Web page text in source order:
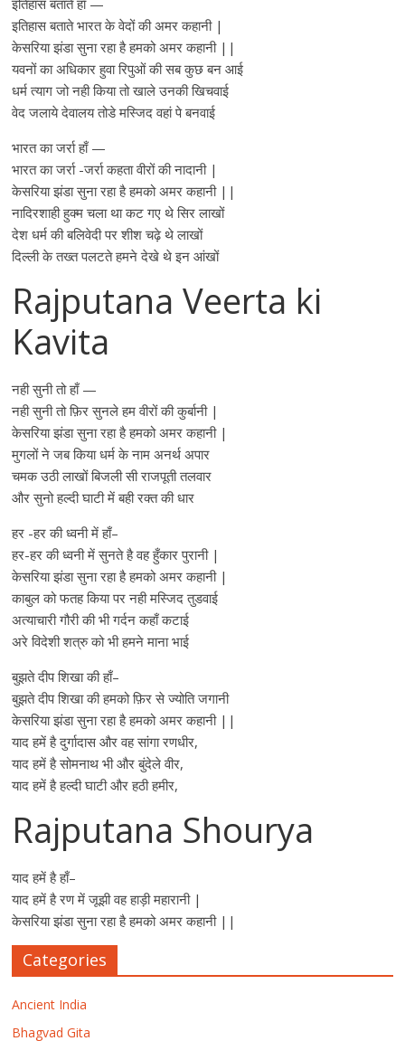
इतिहास बताते हाँ —
इतिहास बताते भारत के वेदों की अमर कहानी |
केसरिया झंडा सुना रहा है हमको अमर कहानी ||
यवनों का अधिकार हुवा रिपुओं की सब कुछ बन आई
धर्म त्याग जो नही किया तो खाले उनकी खिचवाई
वेद जलाये देवालय तोडे मस्जिद वहां पे बनवाई
भारत का जर्रा हाँ —
भारत का जर्रा -जर्रा कहता वीरों की नादानी |
केसरिया झंडा सुना रहा है हमको अमर कहानी ||
नादिरशाही हुक्म चला था कट गए थे सिर लाखों
देश धर्म की बलिवेदी पर शीश चढ़े थे लाखों
दिल्ली के तख्त पलटते हमने देखे थे इन आंखों
Rajputana Veerta ki
Kavita
नही सुनी तो हाँ —
नही सुनी तो फ़िर सुनले हम वीरों की कुर्बानी |
केसरिया झंडा सुना रहा है हमको अमर कहानी |
मुगलों ने जब किया धर्म के नाम अनर्थ अपार
चमक उठी लाखों बिजली सी राजपूती तलवार
और सुनो हल्दी घाटी में बही रक्त की धार
हर -हर की ध्वनी में हाँ–
हर-हर की ध्वनी में सुनते है वह हुँकार पुरानी |
केसरिया झंडा सुना रहा है हमको अमर कहानी |
काबुल को फतह किया पर नही मस्जिद तुडवाई
अत्याचारी गौरी की भी गर्दन कहाँ कटाई
अरे विदेशी शत्रु को भी हमने माना भाई
बुझते दीप शिखा की हाँ–
बुझते दीप शिखा की हमको फ़िर से ज्योति जगानी
केसरिया झंडा सुना रहा है हमको अमर कहानी ||
याद हमें है दुर्गादास और वह सांगा रणधीर,
याद हमें है सोमनाथ भी और बुंदेले वीर,
याद हमें है हल्दी घाटी और हठी हमीर,
Rajputana Shourya
याद हमें है हाँ–
याद हमें है रण में जूझी वह हाड़ी महारानी |
केसरिया झंडा सुना रहा है हमको अमर कहानी ||
Categories
Ancient India
Bhagvad Gita